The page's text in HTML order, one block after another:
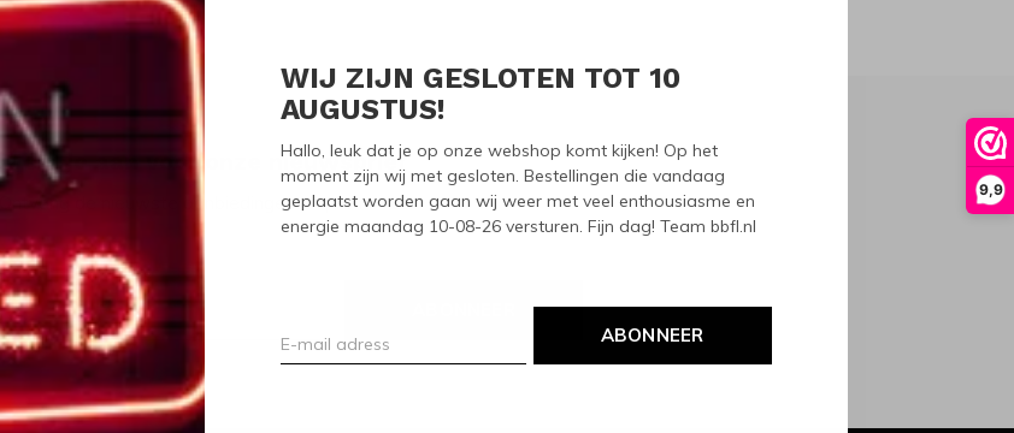
9,9
WIJ ZIJN GESLOTEN TOT 10
AUGUSTUS!
Hallo, leuk dat je op onze webshop komt kijken! Op het
moment zijn wij met gesloten. Bestellingen die vandaag
geplaatst worden gaan wij weer met veel enthousiasme en
energie maandag 10-08-26 versturen. Fijn dag! Team bbfl.nl
ABONNEER
Meld je aan voor onze nieuwsbrief
Ontvang de nieuwste aanbiedingen en promoties